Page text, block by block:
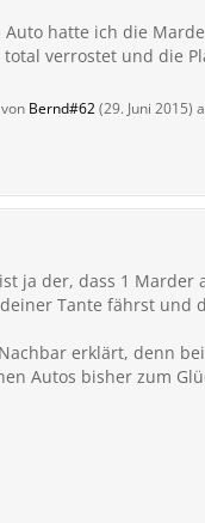
Auto hatte ich die
total verrostet und die
Bernd#62(29. Juni 2015)
ja der, dass 1 Marder
Tante fährst
erklärt, denn
Autos bisher zum